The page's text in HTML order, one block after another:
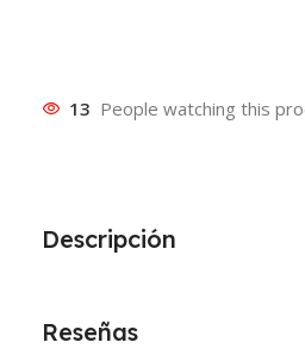
13 People watching this
Descripción
Reseñas